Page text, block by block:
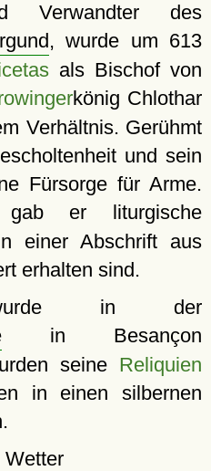
Verwandter des
, wurde um 613
als Bischof von
könig Chlothar
Verhältnis. Gerühmt
und sein
Fürsorge für Arme.
er liturgische
einer Abschrift aus
erhalten sind.
wurde in der
in Besançon
seine Reliquien
in einen silbernen
Wetter